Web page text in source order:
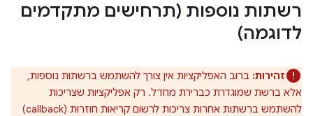
רשתות נוספות (תרחישים מתקדמים
לדוגמה)
זהירות: ברוב האפליקציות אין צורך להשתמש ברשתות נוספות,
אלא ברשת שמוגדרת כברירת מחדל. רק אפליקציות שצריכות
להשתמש ברשתות אחרות צריכות לרשום קריאות חוזרות (callback)